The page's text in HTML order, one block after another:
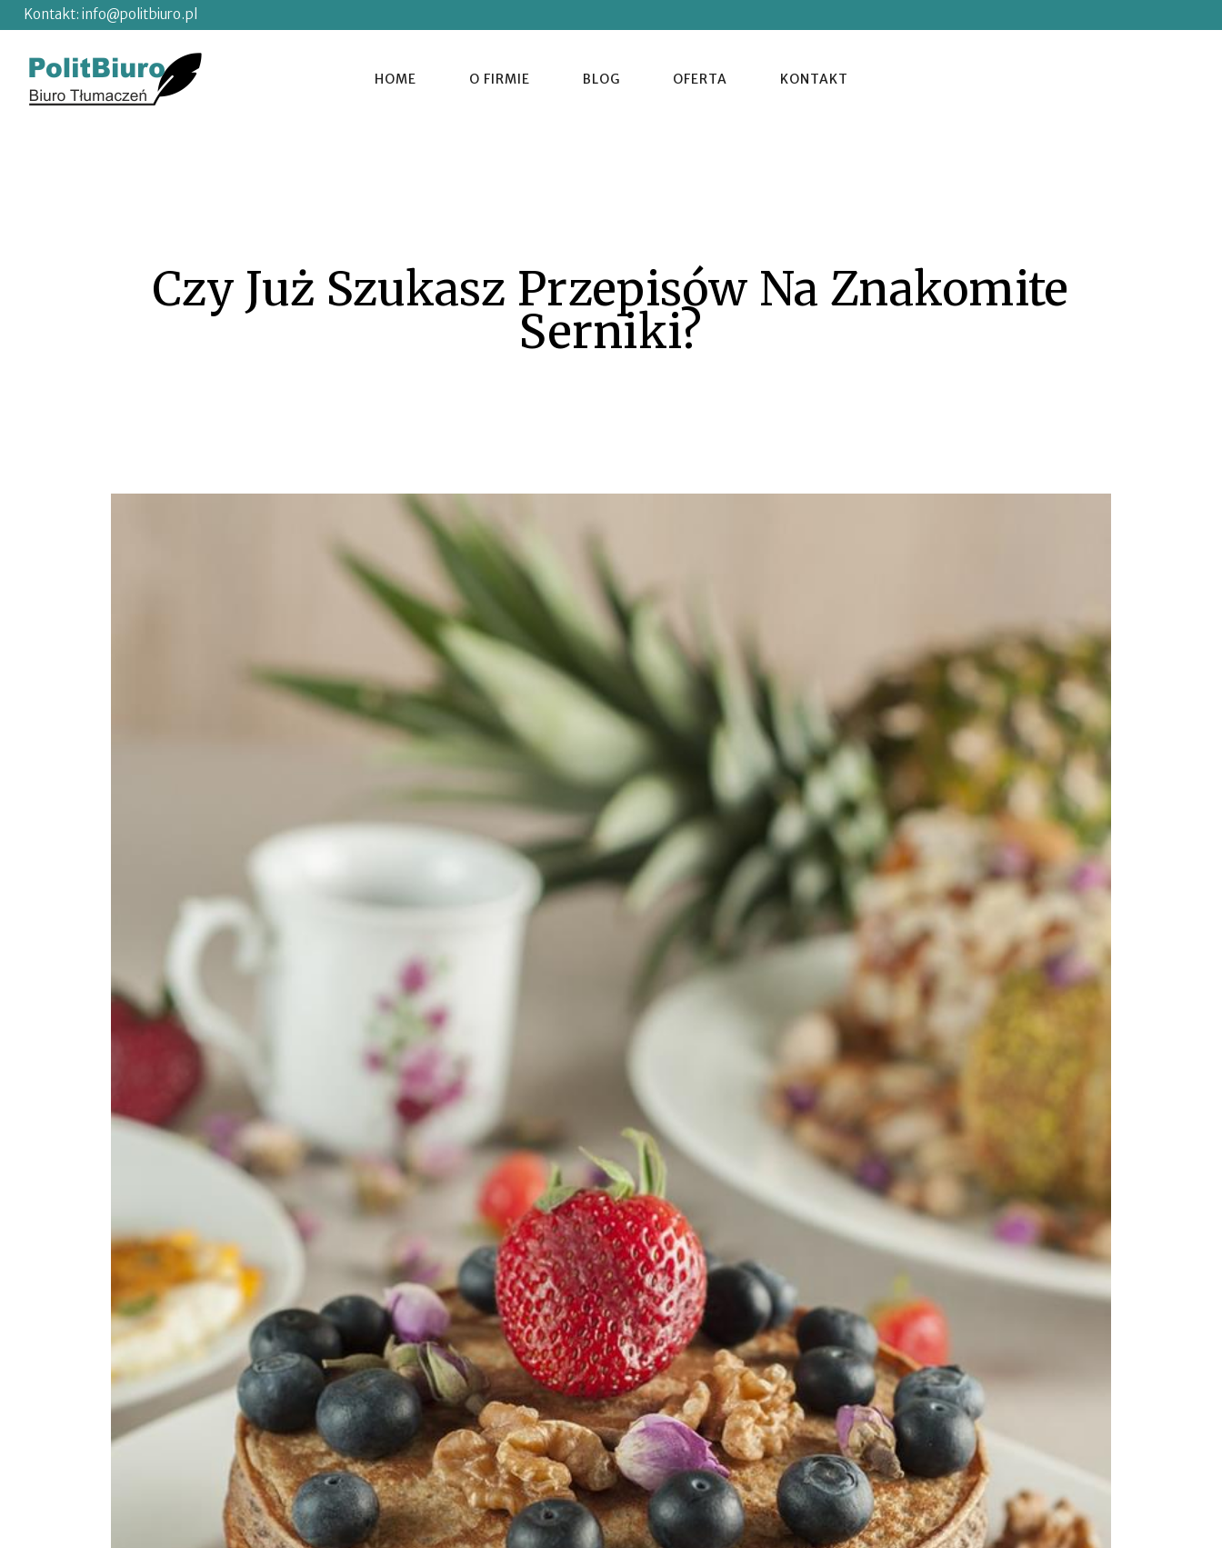
Kontakt: info@politbiuro.pl
HOME O FIRMIE BLOG OFERTA KONTAKT
Czy Już Szukasz Przepisów Na Znakomite
Serniki?